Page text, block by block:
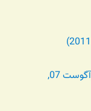
قدمی برای احترام به یعقوب مهرنهاد - (آگوست 07,